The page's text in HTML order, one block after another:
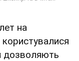
на
дозволяють